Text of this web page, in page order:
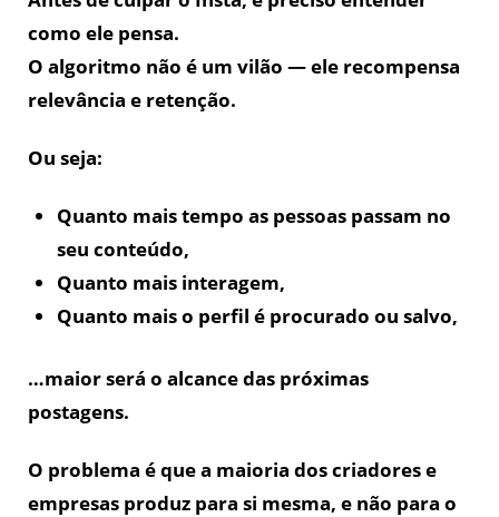
como ele pensa.
O algoritmo não é um vilão — ele recompensa
relevância e retenção.
Ou seja:
Quanto mais tempo as pessoas passam no
seu conteúdo,
Quanto mais interagem,
Quanto mais o perfil é procurado ou salvo,
…maior será o alcance das próximas
postagens.
O problema é que a maioria dos criadores e
empresas produz para si mesma, e não para o